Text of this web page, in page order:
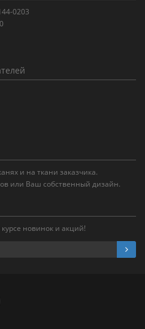
0203
и на ткани заказчика.
или Ваш собственный дизайн.
новинок и акций!